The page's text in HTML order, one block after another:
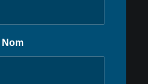
Nom